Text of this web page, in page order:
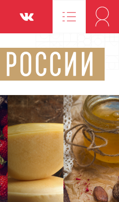
Вконтакте